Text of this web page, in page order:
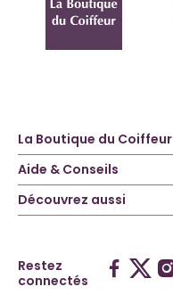
La Boutique du Coiffeur
Aide & Conseils
Découvrez aussi
Restez
connectés